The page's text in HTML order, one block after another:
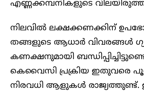
എണ്ണക്കമ്പനികളുടെ
നിലവിൽ ലക്ഷക്കണക്കിന്
തങ്ങളുടെ ആധാർ വിവരങ്ങൾ
കണക്ഷനുമായി
കെവൈസി പ്രക്രിയ ഇതുവരെ
നിരവധി ആളുകൾ